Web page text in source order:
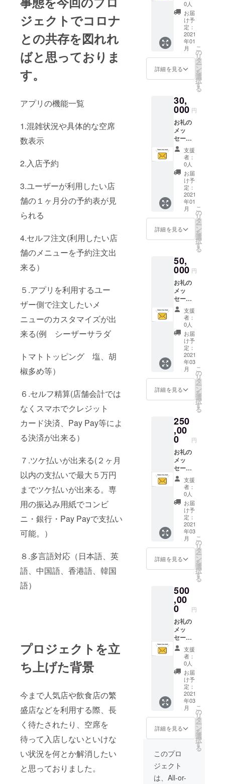
ジェクトでコロナ
との共存を図れれ
ばと思っておりま
す。
アプリの機能一覧
1.混雑状況や具体的な空席
数表示
2.入店予約
3.ユーザーが利用したい店
舗の１ヶ月分の予約表が見
られる
4.セルフ注文(利用したい店
舗のメニューを予約注文出
来る）
５.アプリを利用するユー
ザー側で注文したいメ
ニューのカスタマイズが出
来る(例 シーザーサラダ
トマトトッピング 塩、胡
椒多め等）
６.セルフ精算(店舗会計では
なくスマホでクレジット
カード決済、Pay Pay等によ
る決済が出来る）
７.ツケ払いが出来る(２ヶ月
以内の支払いで最大５万円
までツケ払いが出来る。専
用の振込み用紙でコンビ
ニ・銀行・Pay Payで支払い
可能。）
８.多言語対応（日本語、英
語、中国語、香港語、韓国
語）
プロジェクトを立
ち上げた背景
今まで人気店や飲食店の繁
盛店などを利用する際、長
く待たされたり、空席を
待って入店しないといけな
い状況を何とか解消したい
と思っておりました。
事代と
して使
用でき
るソク
ナビポ
イント
を付与
させて
頂きま
イント
1,000ポ
イント
付与 支
援して
下さっ
た気持
ちを込
めて、
お礼の
メール
り致し
ます。
さらに
加盟店
内で食
事代と
して使
用でき
るソク
ナビポ
イント
を付与
させて
頂きま
す。
0人
お届
け予
定：
2021
年01
月
詳細を見る
こ
の
リ
タ
ー
ン
を
選
択
す
る
30,
000 円
お礼の
メッ
セージ
とソク
ナビポ
イント
3,000ポ
イント
付与 支
援して
下さっ
た気持
ちを込
めて、
お礼の
メール
り致し
ます。
さらに
加盟店
内で食
事代と
して使
用でき
るソク
ナビポ
イント
を付与
させて
頂きま
す。
支援
者：
0人
お届
け予
定：
2021
年01
月
詳細を見る
こ
の
リ
タ
ー
ン
を
選
択
す
る
50,
000 円
お礼の
メッ
セージ
とアプ
リ内に
名前・
会社名
掲出、
ソクナ
ビポイ
ント
5,000ポ
イント
付与 支
援して
下さっ
ちを込
めて、
お礼の
メール
をお送
り致し
ます。
さらに
アプリ
のHP内
に支援
して頂
いた方
（法
人）の
お名前
を掲出
させて
頂くと
共に、
内で食
事代と
して使
用でき
るソク
ナビポ
イント
を付与
させて
頂きま
す。 ※
支援
時、必
ず備考
欄にご
希望の
お名前
をご記
入下さ
い。
支援
者：
0人
お届
け予
定：
2021
年03
月
詳細を見る
こ
の
リ
タ
ー
ン
を
選
択
す
る
250
,00
0 円
お礼の
メッ
セージ
とアプ
リ内に
名前・
会社名
掲出、
ソクナ
ビポイ
ント
25,000
ポイン
ト付与
支援し
て下
気持ち
を込め
て、お
礼の
メール
をお送
り致し
ます。
さらに
アプリ
のHP内
に支援
して頂
いた方
（法
人）の
お名前
を掲出
させて
頂くと
共に、
加盟店
内で食
事代と
支援
者：
0人
お届
け予
定：
2021
年03
月
詳細を見る
こ
の
リ
タ
ー
ン
を
選
択
す
る
500
,00
0 円
お礼の
メッ
セージ
とアプ
リ内に
名前・
会社名
掲出、
ソクナ
ビポイ
ント
50,000
ポイン
ト付与
支援し
て下
さった
気持ち
を込め
て、お
支援
者：
0人
お届
け予
定：
2021
年03
月
詳細を見る
こ
の
リ
タ
ー
ン
を
選
択
す
る
このプロ
ジェクト
は、All-or-